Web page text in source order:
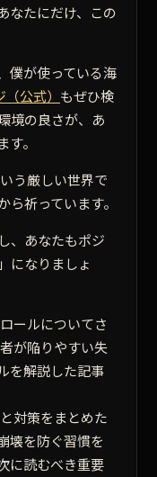
なたにだけ、この
僕が使っている海
公式） もぜひ検
境の良さが、あ
。
う厳しい世界で
ら祈っています。
、あなたもポジ
になりましょ
ールについてさ
が陥りやすい失
を解説した記事
対策をまとめた
壊を防ぐ習慣を
に読むべき重要